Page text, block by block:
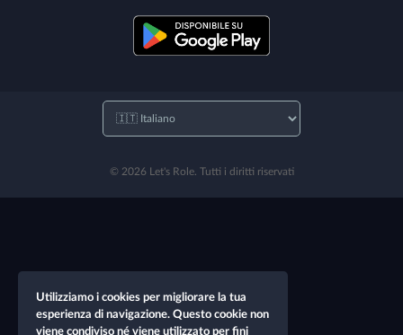
© 2026 Let's Role. Tutti i diritti riservati
Utilizziamo i cookies per migliorare la tua
esperienza di navigazione. Questo cookie non
viene condiviso né viene utilizzato per fini